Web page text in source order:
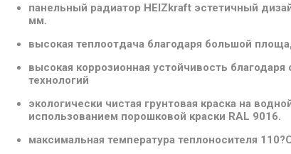
панельный радиатор HEIZkraft эстетичный
мм.
высокая теплоотдача благодаря большой
высокая коррозионная устойчивость
технологий
экологически чистая грунтовая краска на
использованием порошковой краски RAL 9016.
максимальная температура теплоносителя